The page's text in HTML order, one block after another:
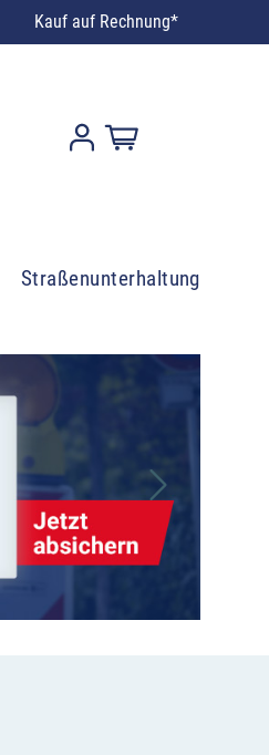
Kauf auf Rechnung*
Straßenunterhaltung